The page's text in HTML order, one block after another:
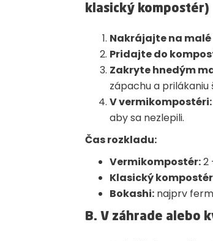
klasický kompostér)
Nakrájajte na malé
Pridajte do
Zakryte hnedým
zápachu a prilákaniu
V vermikompostéri:
aby sa nezlepili.
Čas rozkladu:
Vermikompostér:2
Klasický
Bokashi: najprv
B. V záhrade alebo